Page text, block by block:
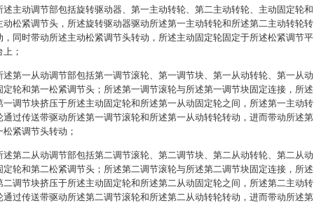
述主动调节部包括旋转驱动器、第一主动转轮、第二主动转轮、主动固定轮和
动松紧调节头，所述旋转驱动器驱动所述第一主动转轮和所述第二主动转轮转
，同时带动所述主动松紧调节头转动，所述主动固定轮固定于所述松紧调节平
上；
述第一从动调节部包括第一调节滚轮、第一调节块、第一从动转轮、第一从动
定轮和第一松紧调节头；所述第一调节滚轮与所述第一调节块固定连接，所述
一调节块挤压于所述主动固定轮和所述第一从动固定轮之间，所述第一主动转
通过传送带驱动所述第一调节滚轮和所述第一从动转轮转动，进而带动所述第
松紧调节头转动；
述第二从动调节部包括第二调节滚轮、第二调节块、第二从动转轮、第二从动
定轮和第二松紧调节头；所述第二调节滚轮与所述第二调节块固定连接，所述
二调节块挤压于所述主动固定轮和所述第二从动固定轮之间，所述第二主动转
通过传送带驱动所述第二调节滚轮和所述第二从动转轮转动，进而带动所述第